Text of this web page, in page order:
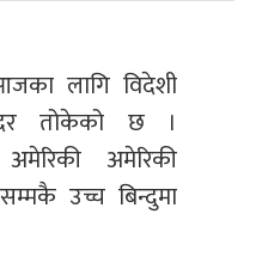
लागि विदेशी
दर तोकेको छ ।
अमेरिकी
उच्च बिन्दुमा